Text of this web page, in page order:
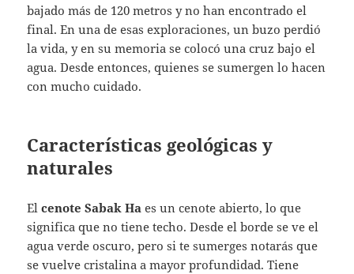
bajado más de 120 metros y no han encontrado el
final. En una de esas exploraciones, un buzo perdió
la vida, y en su memoria se colocó una cruz bajo el
agua. Desde entonces, quienes se sumergen lo hacen
con mucho cuidado.
Características geológicas y
naturales
Elcenote Sabak Ha es un cenote abierto, lo que
significa que no tiene techo. Desde el borde se ve el
agua verde oscuro, pero si te sumerges notarás que
se vuelve cristalina a mayor profundidad. Tiene